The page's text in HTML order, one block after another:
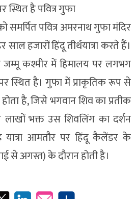
स्थित है पवित्र गुफा
समर्पित पवित्र अमरनाथ गुफा मंदिर
हजारों हिंदू तीर्थयात्रा करते हैं।
जम्मू कश्मीर में हिमालय पर लगभग
स्थित है। गुफा में प्राकृतिक रूप से
है, जिसे भगवान शिव का प्रतीक
लाखों भक्त उस शिवलिंग का दर्शन
आमतौर पर हिंदू कैलेंडर के
से अगस्त) के दौरान होती है।